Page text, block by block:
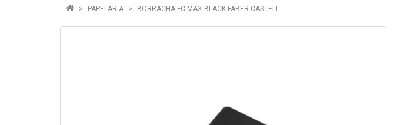
PAPELARIA BORRACHA FC MAX BLACK FABER CASTELL